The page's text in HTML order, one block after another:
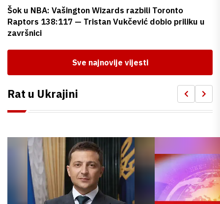
Šok u NBA: Vašington Wizards razbili Toronto
Raptors 138:117 — Tristan Vukčević dobio priliku u
završnici
Sve najnovije vijesti
Rat u Ukrajini